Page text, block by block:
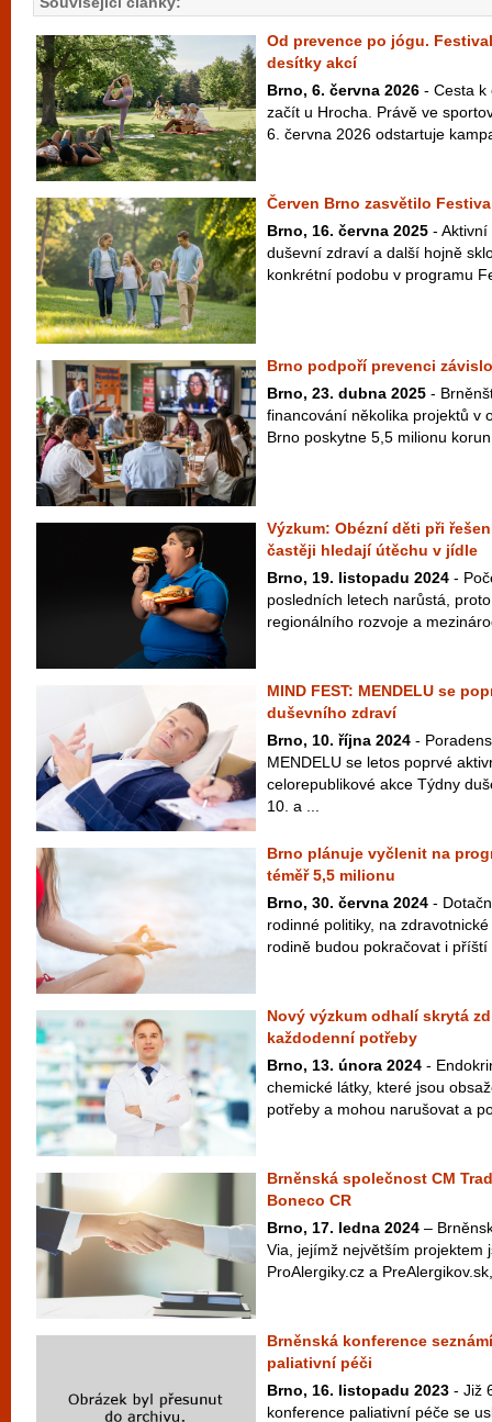
Od prevence po jógu.
desítky akcí
Brno, 6. června 2026 - Cesta k
začít u Hrocha. Právě ve
6. června 2026 odstartuje
Červen Brno zasvětilo
Brno, 16. června 2025 -
duševní zdraví a další hojně
konkrétní podobu v programu
Brno podpoří prevenci
Brno, 23. dubna 2025 -
financování několika projektů v
Brno poskytne 5,5 milionu
Výzkum: Obézní děti při
častěji hledají útěchu v jídle
Brno, 19. listopadu 2024 -
posledních letech narůstá,
regionálního rozvoje a
MIND FEST: MENDELU se
duševního zdraví
Brno, 10. října 2024 -
MENDELU se letos poprvé
celorepublikové akce Týdny
10. a ...
Brno plánuje vyčlenit na
téměř 5,5 milionu
Brno, 30. června 2024 -
rodinné politiky, na
rodině budou pokračovat i
Nový výzkum odhalí skrytá
každodenní potřeby
Brno, 13. února 2024 -
chemické látky, které jsou
potřeby a mohou narušovat a
Brněnská společnost CM
Boneco CR
Brno, 17. ledna 2024 –
Via, jejímž největším projektem
ProAlergiky.cz a
Brněnská konference
paliativní péči
Brno, 16. listopadu 2023 - Již
konference paliativní péče se